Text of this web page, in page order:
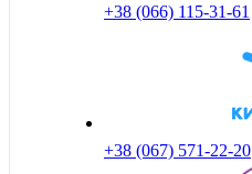
+38 (066) 115-31-61
+38 (067) 571-22-20